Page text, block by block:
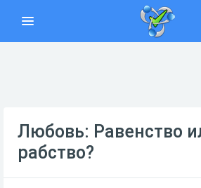
Любовь: Равенство
рабство?